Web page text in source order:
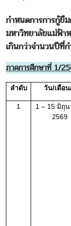
กำหนดการการกู้ยื
มหาวิทยาลัยแม่ฟ้า
เกินกว่าจำนวนปีที่
ภาคการศึกษาที่ 1/
ลำดับ วัน/เดือ
1
1 – 15 มิถุ
2569